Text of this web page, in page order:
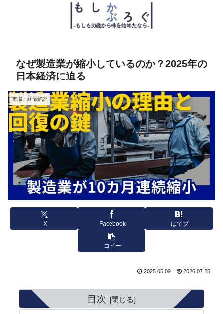
なぜ製造業が縮小しているのか？2025年の
日本経済に迫る
市場・経済解説
X Facebook はてブ
コピー
2025.05.09 2026.07.25
目次